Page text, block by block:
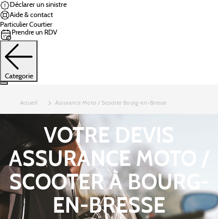
Déclarer un sinistre
Aide & contact
ParticulierCourtier
Prendre un RDV
Categorie
Accueil Assurance Moto / Scooter Bourg-en-Bresse
VOTRE DEVIS
ASSURANCE MOTO /
SCOOTER À BOURG-
EN-BRESSE